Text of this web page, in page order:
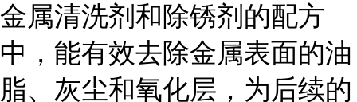
金属清洗剂和除锈剂的配方
中，能有效去除金属表面的油
脂、灰尘和氧化层，为后续的